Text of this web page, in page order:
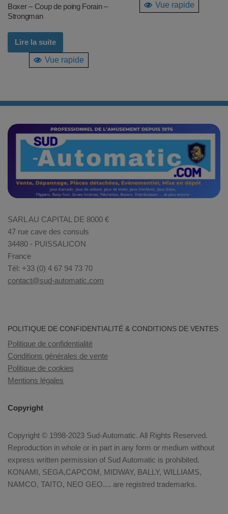
Boxer – Coup de poing Forain –
Strongman
Lire la suite
Vue rapide
Vue rapide
SARL AU CAPITAL DE 8000 €
47 rue cave des consuls
34480 - PUISSALICON
France
Tél: +33 (0) 4 67 94 73 70
contact@sud-automatic.com
POLITIQUE DE CONFIDENTIALITÉ & CONDITIONS DE VENTES
Politique de confidentialité
Conditions générales de vente
Politique de cookies
Mentions légales
Copyright
Copyright © 1998-2023 Sud-Automatic. All Rights Reserved.
Reproduction in whole or in part in any form or medium without
express written permission of Sud Automatic is prohibited.
KONAMI, SEGA,CAPCOM, MIDWAY, BALLY, WILLIAMS,
NAMCO, TAITO, NEO GEO.... are registred trademarks.